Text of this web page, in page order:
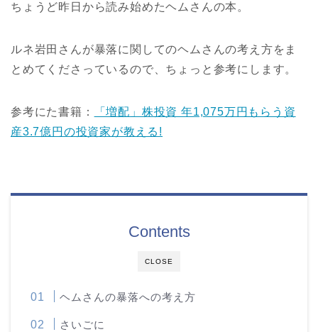
ちょうど昨日から読み始めたヘムさんの本。
ルネ岩田さんが暴落に関してのヘムさんの考え方をま
とめてくださっているので、ちょっと参考にします。
参考にた書籍：
「増配」株投資 年1,075万円もらう資
産3.7億円の投資家が教える!
CLOSE
Contents
ヘムさんの暴落への考え方
さいごに